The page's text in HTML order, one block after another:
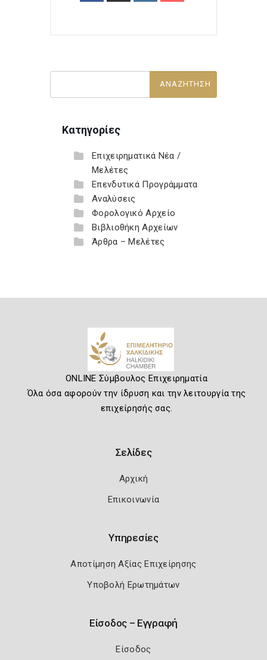
Κατηγορίες
Επιχειρηματικά Νέα /
Μελέτες
Επενδυτικά Προγράμματα
Αναλύσεις
Φορολογικό Αρχείο
Βιβλιοθήκη Αρχείων
Άρθρα – Μελέτες
ONLINE Σύμβουλος Επιχειρηματία
Όλα όσα αφορούν την ίδρυση και την λειτουργία της
επιχείρησής σας.
Σελίδες
Αρχική
Επικοινωνία
Υπηρεσίες
Αποτίμηση Αξίας Επιχείρησης
Υποβολή Ερωτημάτων
Είσοδος – Εγγραφή
Είσοδος